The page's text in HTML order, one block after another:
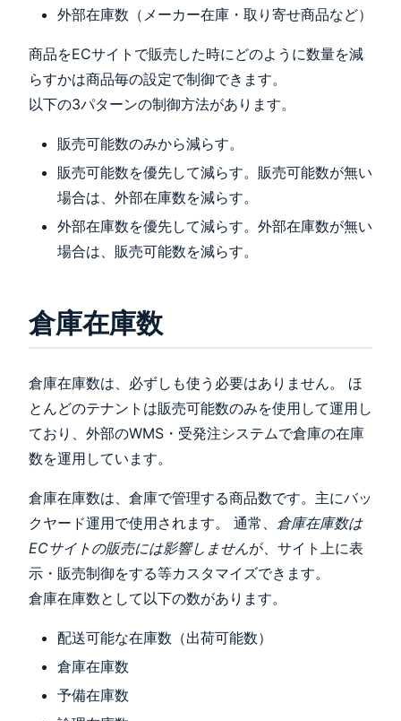
外部在庫数（メーカー在庫・取り寄せ商品など）
商品をECサイトで販売した時にどのように数量を減
らすかは商品毎の設定で制御できます。
以下の3パターンの制御方法があります。
販売可能数のみから減らす。
販売可能数を優先して減らす。販売可能数が無い
場合は、外部在庫数を減らす。
外部在庫数を優先して減らす。外部在庫数が無い
場合は、販売可能数を減らす。
倉庫在庫数
倉庫在庫数は、必ずしも使う必要はありません。 ほ
とんどのテナントは販売可能数のみを使用して運用し
ており、外部のWMS・受発注システムで倉庫の在庫
数を運用しています。
倉庫在庫数は、倉庫で管理する商品数です。主にバッ
クヤード運用で使用されます。 通常、 倉庫在庫数は
ECサイトの販売には影響しませんが、サイト上に表
示・販売制御をする等カスタマイズできます。
倉庫在庫数として以下の数があります。
配送可能な在庫数（出荷可能数）
倉庫在庫数
予備在庫数